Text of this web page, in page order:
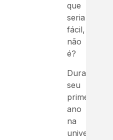
que
seria
fácil,
não
é?
Durante
seu
primeiro
ano
na
universidade,